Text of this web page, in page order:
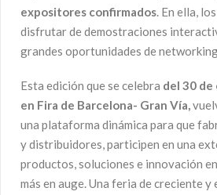
expositores confirmados. En ella,
disfrutar de demostraciones
grandes oportunidades de
Esta edición que se celebra del 30
en Fira de Barcelona- Gran Vía,
una plataforma dinámica para que
y distribuidores, participen en una
productos, soluciones e innovación
más en auge. Una feria de creciente y